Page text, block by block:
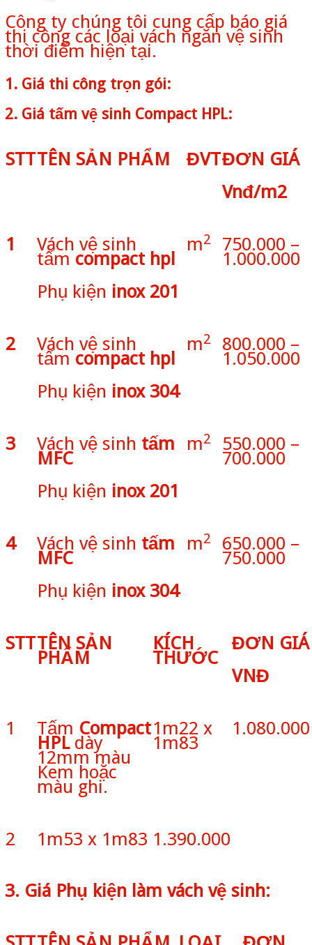
Công ty chúng tôi cung cấp báo giá
thi công các loại vách ngăn vệ sinh
thời điểm hiện tại.
1. Giá thi công trọn gói:
2. Giá tấm vệ sinh Compact HPL:
STTTÊN SẢN PHẨM ĐVTĐƠN GIÁ
Vnđ/m2
1 Vách vệ sinh
tấm compact hpl
Phụ kiện inox 201
m2 750.000 –
1.000.000
2 Vách vệ sinh
tấm compact hpl
Phụ kiện inox 304
m2 800.000 –
1.050.000
3 Vách vệ sinh tấm
MFC
Phụ kiện inox 201
m2 550.000 –
700.000
4 Vách vệ sinh tấm
MFC
Phụ kiện inox 304
m2 650.000 –
750.000
STTTÊN SẢN
PHẨM
KÍCH
THƯỚC
ĐƠN GIÁ
VNĐ
1 Tấm Compact
HPLdày
12mm màu
Kem hoặc
màu ghi.
1m22 x
1m83
1.080.000
2 1m53 x 1m83 1.390.000
3. Giá Phụ kiện làm vách vệ sinh: